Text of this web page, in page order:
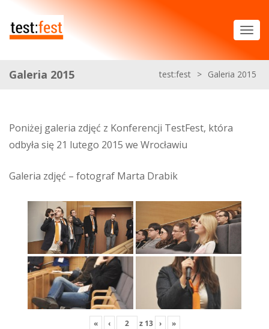
Galeria 2015 test:fest > Galeria 2015
Poniżej galeria zdjęć z Konferencji TestFest, która
odbyła się 21 lutego 2015 we Wrocławiu
Galeria zdjęć – fotograf Marta Drabik
« ‹ z 13 › »